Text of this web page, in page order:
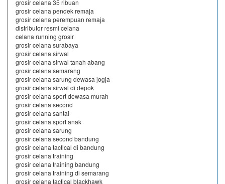
grosir celana 35 ribuan
grosir celana pendek remaja
grosir celana perempuan remaja
distributor resmi celana
celana running grosir
grosir celana surabaya
grosir celana sirwal
grosir celana sirwal tanah abang
grosir celana semarang
grosir celana sarung dewasa jogja
grosir celana sirwal di depok
grosir celana sport dewasa murah
grosir celana second
grosir celana santai
grosir celana sport anak
grosir celana sarung
grosir celana second bandung
grosir celana tactical di bandung
grosir celana training
grosir celana training bandung
grosir celana training di semarang
grosir celana tactical blackhawk